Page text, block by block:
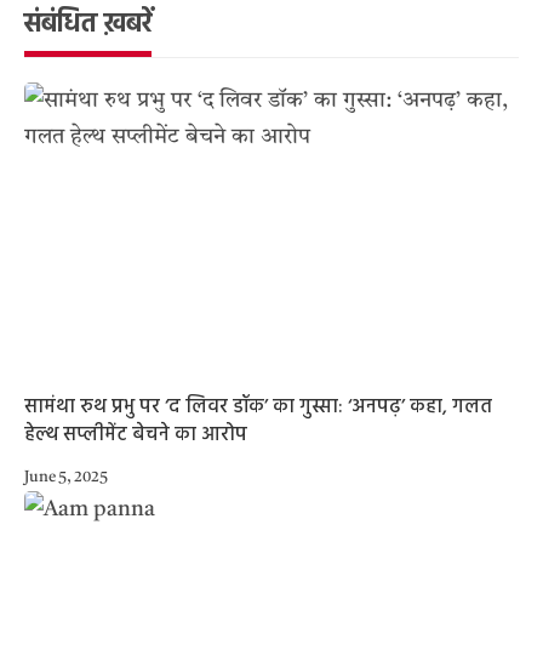
संबंधित ख़बरें
सामंथा रुथ प्रभु पर ‘द लिवर डॉक’ का गुस्सा: ‘अनपढ़’ कहा, गलत
हेल्थ सप्लीमेंट बेचने का आरोप
June 5, 2025